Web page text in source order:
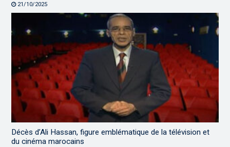
21/10/2025
Décès d’Ali Hassan, figure emblématique de la télévision et
du cinéma marocains